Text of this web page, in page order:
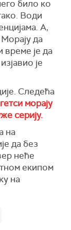
било ко
Води
А,
да
време је да
је
Следећа
морају
серију.
на
да без
неће
екипом
на